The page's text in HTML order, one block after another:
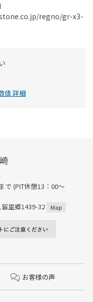
regno/gr-x3-
値 詳細
(PIT休憩13：00～
里郷1439-32
Map
お客様の声